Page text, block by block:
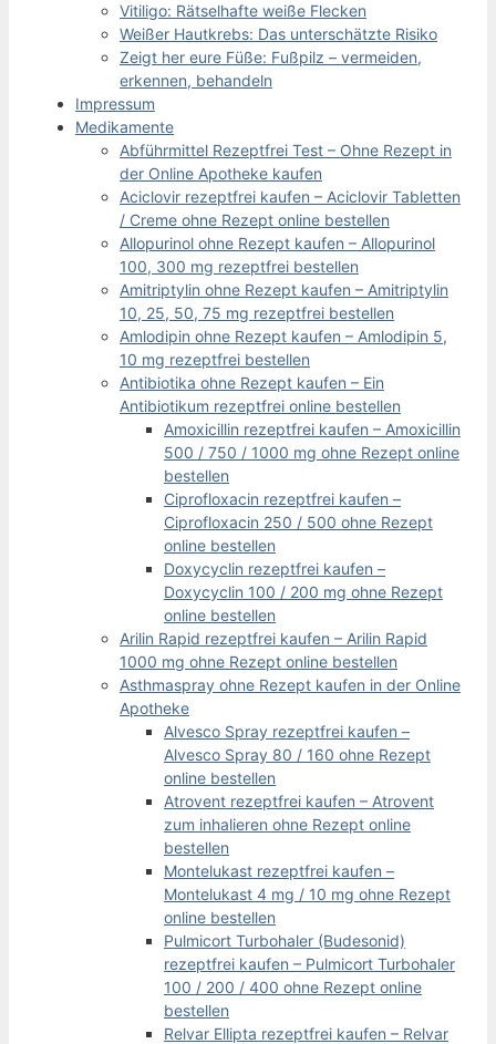
Vitiligo: Rätselhafte weiße Flecken
Weißer Hautkrebs: Das unterschätzte Risiko
Zeigt her eure Füße: Fußpilz – vermeiden,
erkennen, behandeln
Impressum
Medikamente
Abführmittel Rezeptfrei Test – Ohne Rezept in
der Online Apotheke kaufen
Aciclovir rezeptfrei kaufen – Aciclovir Tabletten
/ Creme ohne Rezept online bestellen
Allopurinol ohne Rezept kaufen – Allopurinol
100, 300 mg rezeptfrei bestellen
Amitriptylin ohne Rezept kaufen – Amitriptylin
10, 25, 50, 75 mg rezeptfrei bestellen
Amlodipin ohne Rezept kaufen – Amlodipin 5,
10 mg rezeptfrei bestellen
Antibiotika ohne Rezept kaufen – Ein
Antibiotikum rezeptfrei online bestellen
Amoxicillin rezeptfrei kaufen – Amoxicillin
500 / 750 / 1000 mg ohne Rezept online
bestellen
Ciprofloxacin rezeptfrei kaufen –
Ciprofloxacin 250 / 500 ohne Rezept
online bestellen
Doxycyclin rezeptfrei kaufen –
Doxycyclin 100 / 200 mg ohne Rezept
online bestellen
Arilin Rapid rezeptfrei kaufen – Arilin Rapid
1000 mg ohne Rezept online bestellen
Asthmaspray ohne Rezept kaufen in der Online
Apotheke
Alvesco Spray rezeptfrei kaufen –
Alvesco Spray 80 / 160 ohne Rezept
online bestellen
Atrovent rezeptfrei kaufen – Atrovent
zum inhalieren ohne Rezept online
bestellen
Montelukast rezeptfrei kaufen –
Montelukast 4 mg / 10 mg ohne Rezept
online bestellen
Pulmicort Turbohaler (Budesonid)
rezeptfrei kaufen – Pulmicort Turbohaler
100 / 200 / 400 ohne Rezept online
bestellen
Relvar Ellipta rezeptfrei kaufen – Relvar